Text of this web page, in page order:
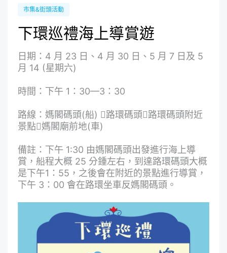
市集&街頭活動
下環巡禮海上導賞遊
日期：4 月 23 日、4 月 30 日、5 月 7 日及 5
月 14 (星期六)
時間：下午 1：30—3：30
路線：媽閣碼頭(船) 路環碼頭路環碼頭附近
景點媽閣廟前地(車)
備註：下午 1:30 由媽閣碼頭出發進行海上導
賞，船程大概 25 分鍾左右，到達路環碼頭大概
是下午1：55，之後會在附近的景點進行導賞，
下午 3：00 會在路環坐車反媽閣碼頭。